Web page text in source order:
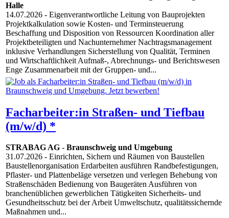
Halle
14.07.2026 - Eigenverantwortliche Leitung von Bauprojekten
Projektkalkulation sowie Kosten- und Terminsteuerung
Beschaffung und Disposition von Ressourcen Koordination aller
Projektbeteiligten und Nachunternehmer Nachtragsmanagement
inklusive Verhandlungen Sicherstellung von Qualität, Terminen
und Wirtschaftlichkeit Aufmaß-, Abrechnungs- und Berichtswesen
Enge Zusammenarbeit mit der Gruppen- und...
Facharbeiter:in Straßen- und Tiefbau
(m/w/d) *
STRABAG AG - Braunschweig und Umgebung
31.07.2026 - Einrichten, Sichern und Räumen von Baustellen
Baustellenorganisation Erdarbeiten ausführen Randbefestigungen,
Pflaster- und Plattenbeläge versetzen und verlegen Behebung von
Straßenschäden Bedienung von Baugeräten Ausführen von
branchenüblichen gewerblichen Tätigkeiten Sicherheits- und
Gesundheitsschutz bei der Arbeit Umweltschutz, qualitätssichernde
Maßnahmen und...